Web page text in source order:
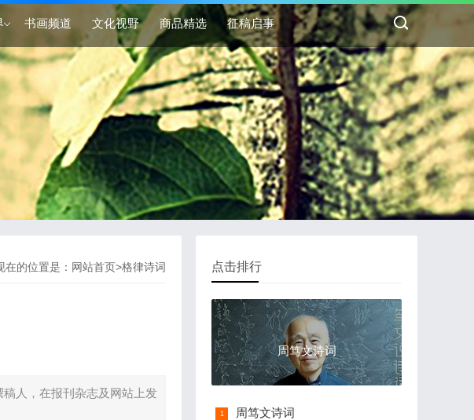
书画频道 文化视野 商品精选 征稿启事
在的位置是： 网站首页>格律诗词
人，在报刊杂志及网站上发
点击排行
周笃文诗词
周笃文诗词